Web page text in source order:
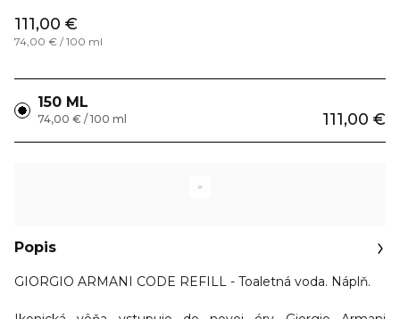
111,00 €
74,00 € / 100 ml
150 ML
111,00 €
74,00 € / 100 ml
Popis
GIORGIO ARMANI CODE REFILL - Toaletná voda. Náplň.